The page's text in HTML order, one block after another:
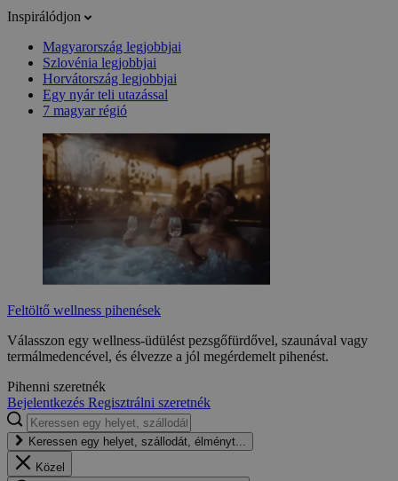
Inspirálódjon
Magyarország legjobbjai
Szlovénia legjobbjai
Horvátország legjobbjai
Egy nyár teli utazással
7 magyar régió
Feltöltő wellness pihenések
Válasszon egy wellness-üdülést pezsgőfürdővel, szaunával vagy
termálmedencével, és élvezze a jól megérdemelt pihenést.
Pihenni szeretnék
Bejelentkezés Regisztrálni szeretnék
Keressen egy helyet, szállodát, élményt...
Közel